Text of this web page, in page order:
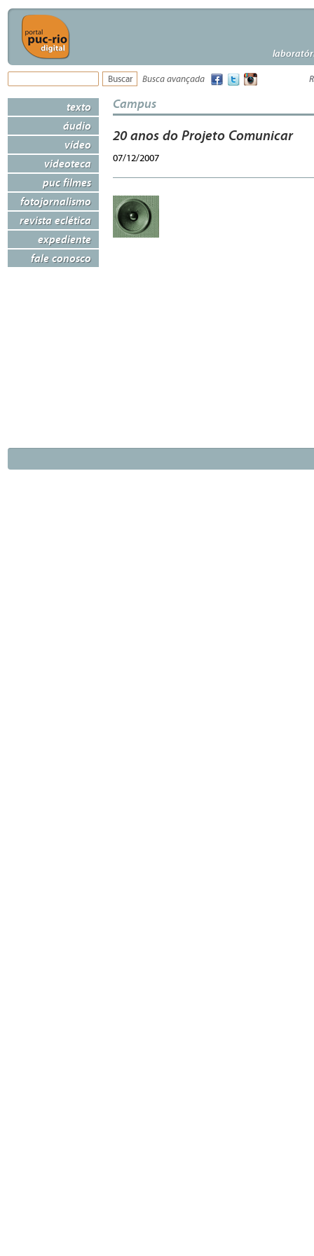
Busca avançada
texto
áudio
vídeo
videoteca
puc filmes
fotojornalismo
revista eclética
expediente
fale conosco
Campus
20 anos do Projeto Comunicar
07/12/2007